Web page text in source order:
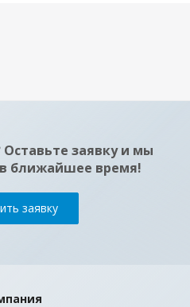
заявку и мы
ближайшее время!
заявку